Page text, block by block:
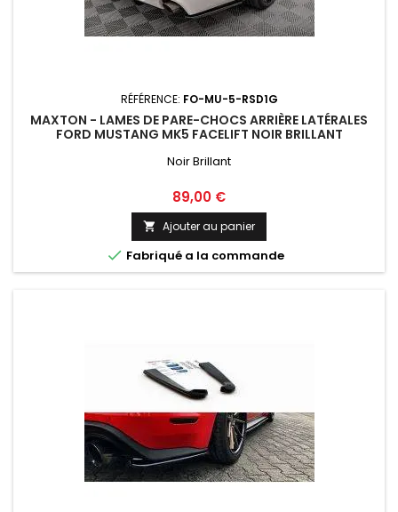
RÉFÉRENCE: FO-MU-5-RSD1G
MAXTON - LAMES DE PARE-CHOCS ARRIÈRE LATÉRALES
FORD MUSTANG MK5 FACELIFT NOIR BRILLANT
Noir Brillant
Prix
89,00 €
 Ajouter au panier
 Fabriqué a la commande